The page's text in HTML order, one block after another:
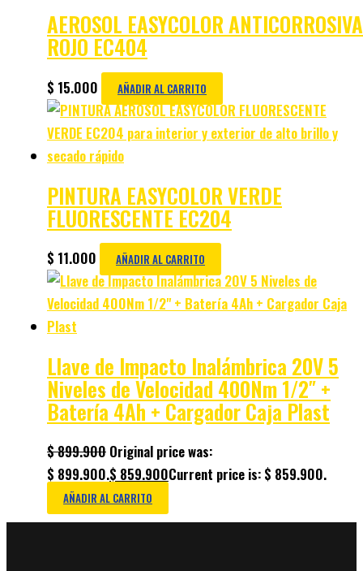
AEROSOL EASYCOLOR ANTICORROSIVA
ROJO EC404
$ 15.000 AÑADIR AL CARRITO
PINTURA EASYCOLOR VERDE
FLUORESCENTE EC204
$ 11.000 AÑADIR AL CARRITO
Llave de Impacto Inalámbrica 20V 5
Niveles de Velocidad 400Nm 1/2″ +
Batería 4Ah + Cargador Caja Plast
$899.900 Original price was:
$ 899.900.$ 859.900Current price is: $ 859.900.
AÑADIR AL CARRITO